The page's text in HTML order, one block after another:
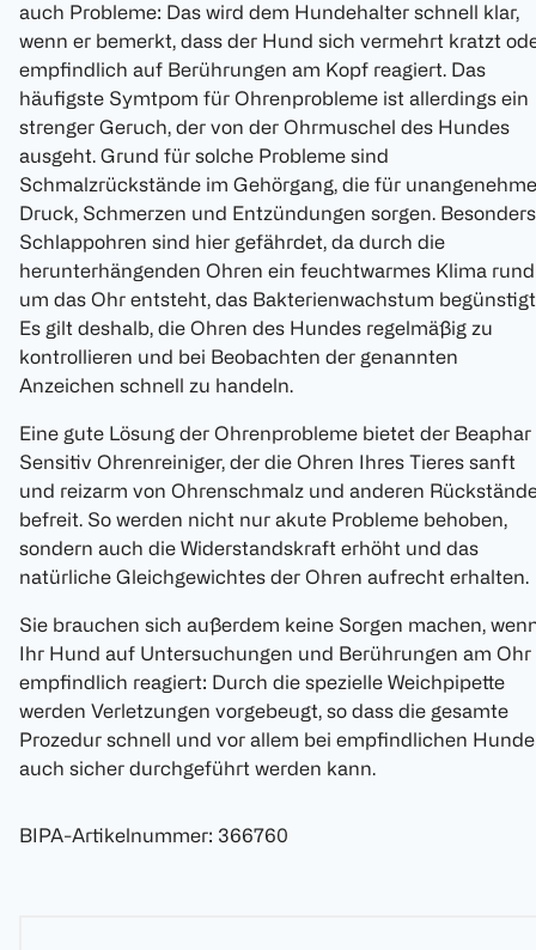
auch Probleme: Das wird dem Hundehalter schnell klar,
wenn er bemerkt, dass der Hund sich vermehrt kratzt
empfindlich auf Berührungen am Kopf reagiert. Das
häufigste Symtpom für Ohrenprobleme ist allerdings ein
strenger Geruch, der von der Ohrmuschel des Hundes
ausgeht. Grund für solche Probleme sind
Schmalzrückstände im Gehörgang, die für
Druck, Schmerzen und Entzündungen sorgen. Besonders
Schlappohren sind hier gefährdet, da durch die
herunterhängenden Ohren ein feuchtwarmes Klima rund
um das Ohr entsteht, das Bakterienwachstum
Es gilt deshalb, die Ohren des Hundes regelmäßig zu
kontrollieren und bei Beobachten der genannten
Anzeichen schnell zu handeln.
Eine gute Lösung der Ohrenprobleme bietet der Beaphar
Sensitiv Ohrenreiniger, der die Ohren Ihres Tieres sanft
und reizarm von Ohrenschmalz und anderen
befreit. So werden nicht nur akute Probleme behoben,
sondern auch die Widerstandskraft erhöht und das
natürliche Gleichgewichtes der Ohren aufrecht erhalten.
Sie brauchen sich außerdem keine Sorgen machen,
Ihr Hund auf Untersuchungen und Berührungen am Ohr
empfindlich reagiert: Durch die spezielle Weichpipette
werden Verletzungen vorgebeugt, so dass die gesamte
Prozedur schnell und vor allem bei empfindlichen
auch sicher durchgeführt werden kann.
BIPA-Artikelnummer: 366760